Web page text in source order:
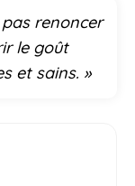
renoncer
le goût
et sains. »